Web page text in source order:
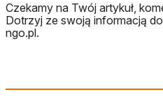
Czekamy na Twój artykuł,
Dotrzyj ze swoją informacją
ngo.pl.